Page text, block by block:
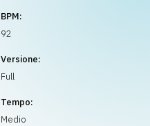
BPM:
92
Versione:
Full
Tempo:
Medio